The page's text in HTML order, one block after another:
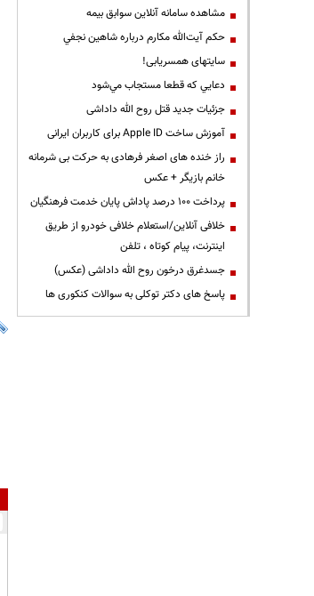
مشاهده سامانه آنلاين سوابق بیمه
حكم آيت‌الله مكارم درباره شاهين نجفي
سایتهای همسریابی!
دعايي كه قطعا مستجاب مي‌شود
جزئیات جدید قتل روح الله داداشی
آموزش ساخت Apple ID برای کاربران ایرانی
راز خنده های اصغر فرهادی به حرکت بی شرمانه
خانم بازیگر + عکس
پرداخت ۱۰۰ درصد پاداش پایان خدمت فرهنگیان
خلافی آنلاین/استعلام خلافی خودرو از طریق
اینترنت، پیام کوتاه ، تلفن
جسدغرق درخون روح الله داداشی (عکس)
پاسخ های دکتر توکلی به سوالات کنکوری ها